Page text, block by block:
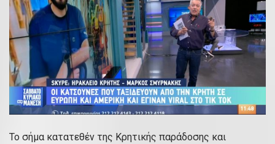
Το σήμα κατατεθέν της Κρητικής παράδοσης και